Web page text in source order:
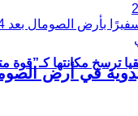
ترسخ مكانتها
يدوية في أرض